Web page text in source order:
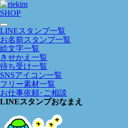
SHOP
LINEスタンプ一覧
お名前スタンプ一覧
絵文字一覧
きせかえ一覧
待ち受け一覧
SNSアイコン一覧
フリー素材一覧
お仕事依頼･ご相談
LINEスタンプおなまえ